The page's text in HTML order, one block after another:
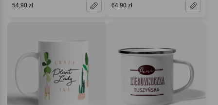
54,90 zł 64,90 zł